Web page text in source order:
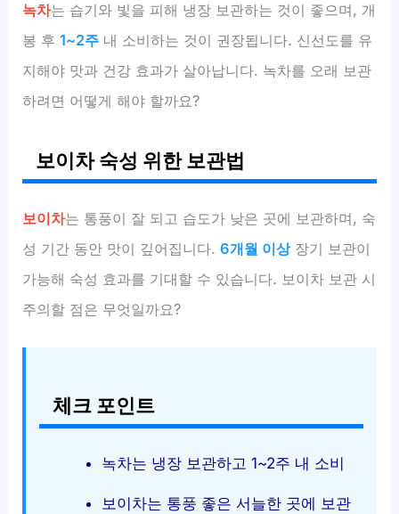
녹차는 습기와 빛을 피해 냉장 보관하는 것이 좋으며, 개
봉 후1~2주 내 소비하는 것이 권장됩니다. 신선도를 유
지해야 맛과 건강 효과가 살아납니다. 녹차를 오래 보관
하려면 어떻게 해야 할까요?
보이차 숙성 위한 보관법
보이차는 통풍이 잘 되고 습도가 낮은 곳에 보관하며, 숙
성 기간 동안 맛이 깊어집니다.6개월 이상장기 보관이
가능해 숙성 효과를 기대할 수 있습니다. 보이차 보관 시
주의할 점은 무엇일까요?
체크 포인트
녹차는 냉장 보관하고 1~2주 내 소비
보이차는 통풍 좋은 서늘한 곳에 보관